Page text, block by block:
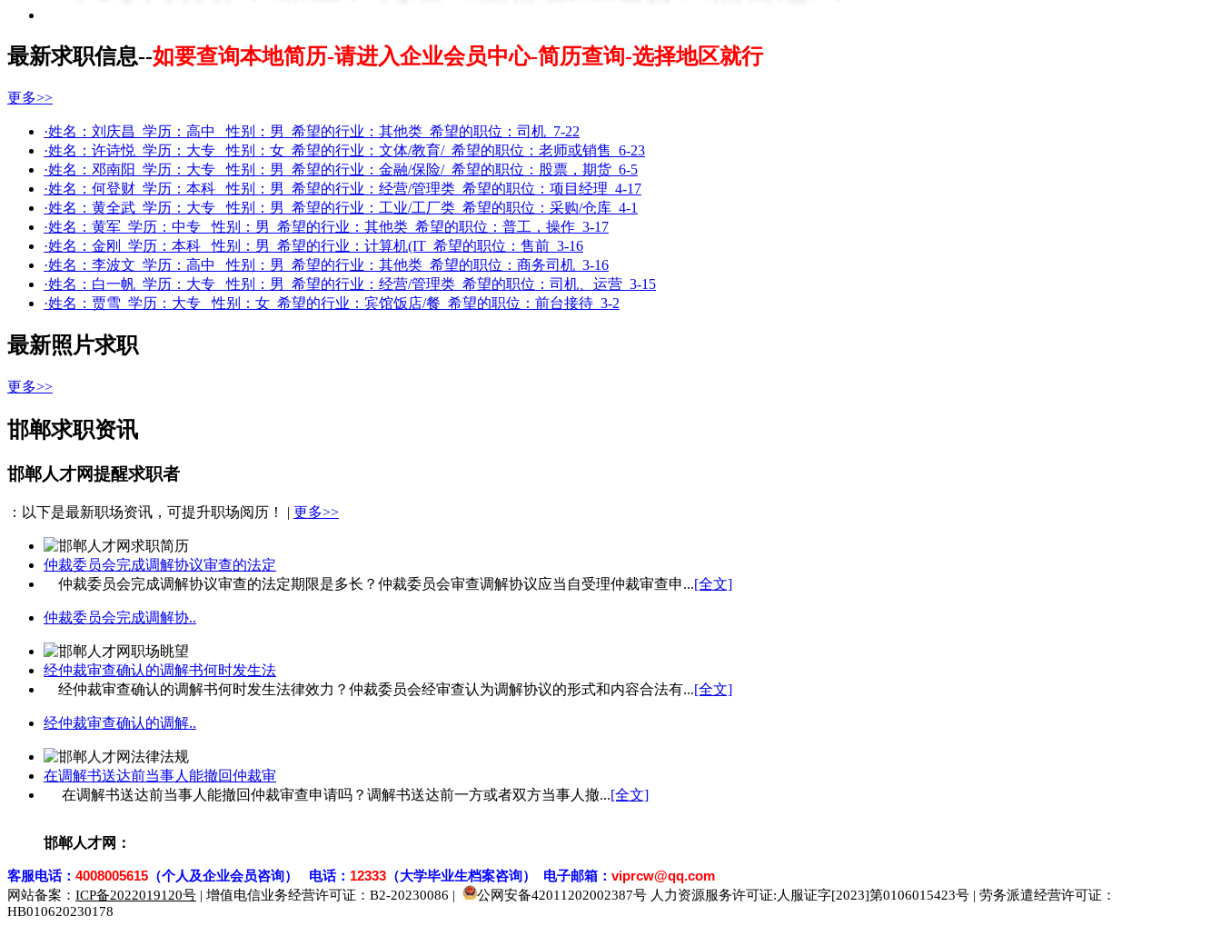
最新求职信息--如要查询本地简历-请进入企业会员中心-简历查询-选择地区就行
更多>>
·姓名： 刘庆昌 学历： 高中 性别： 男 希望的行业： 其他类 希望的职位： 司机 7-22
·姓名： 许诗悦 学历： 大专 性别： 女 希望的行业： 文体/教育/希望的职位： 老师或销售 6-23
·姓名： 邓南阳 学历： 大专 性别： 男 希望的行业： 金融/保险/希望的职位： 股票，期货 6-5
·姓名： 何登财 学历： 本科 性别： 男 希望的行业： 经营/管理类 希望的职位： 项目经理 4-17
·姓名： 黄全武 学历： 大专 性别： 男 希望的行业： 工业/工厂类 希望的职位： 采购/仓库 4-1
·姓名： 黄军 学历： 中专 性别： 男 希望的行业： 其他类 希望的职位： 普工，操作 3-17
·姓名： 金刚 学历： 本科 性别： 男 希望的行业： 计算机(IT 希望的职位： 售前 3-16
·姓名： 李波文 学历： 高中 性别： 男 希望的行业： 其他类 希望的职位： 商务司机 3-16
·姓名： 白一帆 学历： 大专 性别： 男 希望的行业： 经营/管理类 希望的职位： 司机、运营 3-15
·姓名： 贾雪 学历： 大专 性别： 女 希望的行业： 宾馆饭店/餐 希望的职位： 前台接待 3-2
最新照片求职
更多>>
邯郸求职资讯
邯郸人才网提醒求职者
：以下是最新职场资讯，可提升职场阅历！ | 更多>>
仲裁委员会完成调解协议审查的法定
仲裁委员会完成调解协议审查的法定期限是多长？仲裁委员会审查调解协议应当自受理仲裁审查申...[全文]
仲裁委员会完成调解协..
经仲裁审查确认的调解书何时发生法
经仲裁审查确认的调解书何时发生法律效力？仲裁委员会经审查认为调解协议的形式和内容合法有...[全文]
经仲裁审查确认的调解..
在调解书送达前当事人能撤回仲裁审
在调解书送达前当事人能撤回仲裁审查申请吗？调解书送达前一方或者双方当事人撤...[全文]
邯郸人才网：
客服电话： 4008005615 （个人及企业会员咨询） 电话： 12333 （大学毕业生档案咨询） 电子邮箱： viprcw@qq.com
网站备案： ICP备2022019120号 | 增值电信业务经营许可证：B2-20230086 | 公网安备42011202002387号 人力资源服务许可证:人服证字[2023]第0106015423号 | 劳务派遣经营许可证：
HB010620230178